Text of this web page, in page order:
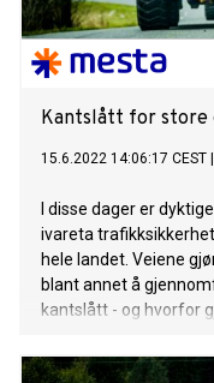
Kantslått for store
15.6.2022 14:06:17 CEST
I disse dager er
ivareta
hele landet. Veiene
blant annet å
kantslått - og hvorfor